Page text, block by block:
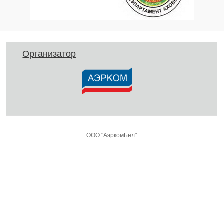
Организатор
ООО "АэркомБел"